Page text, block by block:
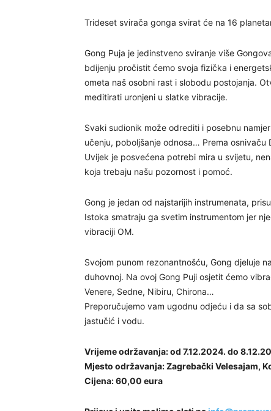
Trideset svirača gonga svirat će na 16
Gong Puja je jedinstveno sviranje više
bdijenju pročistit ćemo svoja fizička i
ometa naš osobni rast i slobodu postojanja.
meditirati uronjeni u slatke vibracije.
Svaki sudionik može odrediti i posebnu
učenju, poboljšanje odnosa… Prema osnivaču
Uvijek je posvećena potrebi mira u svijetu,
koja trebaju našu pozornost i pomoć.
Gong je jedan od najstarijih instrumenata,
Istoka smatraju ga svetim instrumentom jer
vibraciji OM.
Svojom punom rezonantnošću, Gong djeluje
duhovnoj. Na ovoj Gong Puji osjetit ćemo
Venere, Sedne, Nibiru, Chirona…
Preporučujemo vam ugodnu odjeću i da sa
jastučić i vodu.
Vrijeme održavanja: od 7.12.2024. do
Mjesto održavanja: Zagrebački Velesajam,
Cijena: 60,00 eura